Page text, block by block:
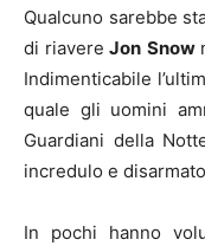
Qualcuno sarebbe
di riavereJon Snow
Indimenticabile
quale gli uomini
Guardiani della
incredulo e
In pochi hanno